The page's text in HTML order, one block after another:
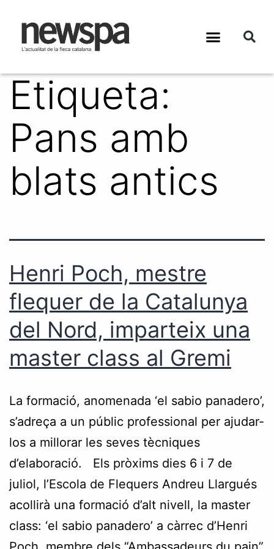
Etiqueta:
Pans amb
blats antics
Henri Poch, mestre
flequer de la Catalunya
del Nord, imparteix una
master class al Gremi
La formació, anomenada ‘el sabio panadero’,
s’adreça a un públic professional per ajudar-
los a millorar les seves tècniques
d’elaboració. Els pròxims dies 6 i 7 de
juliol, l’Escola de Flequers Andreu Llargués
acollirà una formació d’alt nivell, la master
class: ‘el sabio panadero’ a càrrec d’Henri